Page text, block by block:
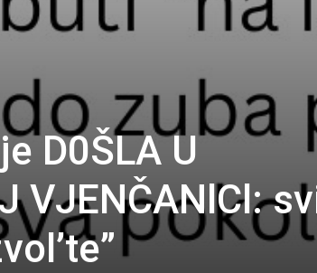
D0ŠLA U
VJENČANlCl: